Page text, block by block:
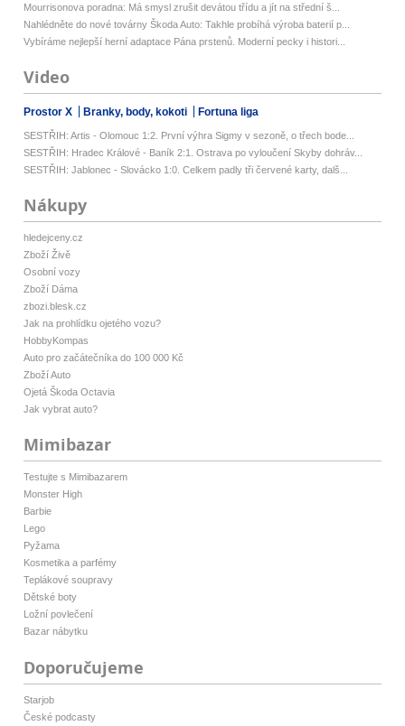
Mourrisonova poradna: Má smysl zrušit devátou třídu a jít na střední š...
Nahlédněte do nové továrny Škoda Auto: Takhle probíhá výroba baterií p...
Vybíráme nejlepší herní adaptace Pána prstenů. Moderní pecky i histori...
Video
Prostor X Branky, body, kokoti Fortuna liga
SESTŘIH: Artis - Olomouc 1:2. První výhra Sigmy v sezoně, o třech bode...
SESTŘIH: Hradec Králové - Baník 2:1. Ostrava po vyloučení Skyby dohráv...
SESTŘIH: Jablonec - Slovácko 1:0. Celkem padly tři červené karty, dalš...
Nákupy
hledejceny.cz
Zboží Živě
Osobní vozy
Zboží Dáma
zbozi.blesk.cz
Jak na prohlídku ojetého vozu?
HobbyKompas
Auto pro začátečníka do 100 000 Kč
Zboží Auto
Ojetá Škoda Octavia
Jak vybrat auto?
Mimibazar
Testujte s Mimibazarem
Monster High
Barbie
Lego
Pyžama
Kosmetika a parfémy
Teplákové soupravy
Dětské boty
Ložní povlečení
Bazar nábytku
Doporučujeme
Starjob
České podcasty